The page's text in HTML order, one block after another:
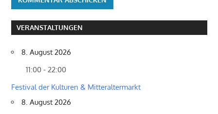
VERANSTALTUNGEN
8. August 2026
11:00 - 22:00
Festival der Kulturen & Mitteraltermarkt
8. August 2026